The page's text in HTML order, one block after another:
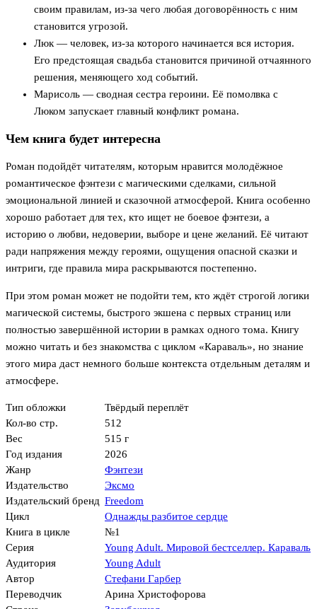
своим правилам, из-за чего любая договорённость с ним
становится угрозой.
Люк — человек, из-за которого начинается вся история.
Его предстоящая свадьба становится причиной отчаянного
решения, меняющего ход событий.
Марисоль — сводная сестра героини. Её помолвка с
Люком запускает главный конфликт романа.
Чем книга будет интересна
Роман подойдёт читателям, которым нравится молодёжное
романтическое фэнтези с магическими сделками, сильной
эмоциональной линией и сказочной атмосферой. Книга особенно
хорошо работает для тех, кто ищет не боевое фэнтези, а
историю о любви, недоверии, выборе и цене желаний. Её читают
ради напряжения между героями, ощущения опасной сказки и
интриги, где правила мира раскрываются постепенно.
При этом роман может не подойти тем, кто ждёт строгой логики
магической системы, быстрого экшена с первых страниц или
полностью завершённой истории в рамках одного тома. Книгу
можно читать и без знакомства с циклом «Караваль», но знание
этого мира даст немного больше контекста отдельным деталям и
атмосфере.
Тип обложки
Твёрдый переплёт
Кол-во стр.
512
Вес
515 г
Год издания
2026
Жанр
Фэнтези
Издательство
Эксмо
Издательский бренд Freedom
Цикл
Однажды разбитое сердце
Книга в цикле
№1
Серия
Young Adult. Мировой бестселлер. Караваль
Аудитория
Young Adult
Автор
Стефани Гарбер
Переводчик
Арина Христофорова